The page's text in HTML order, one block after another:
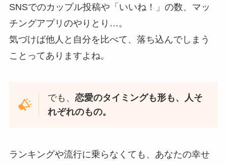
SNSでのカップル投稿や「いいね！」の数、マッ
チングアプリのやりとり…。
気づけば他人と自分を比べて、落ち込んでしまう
ことってありますよね。
でも、恋愛のタイミングも形も、人そ
れぞれのもの。
ランキングや流行に乗らなくても、あなたの幸せ